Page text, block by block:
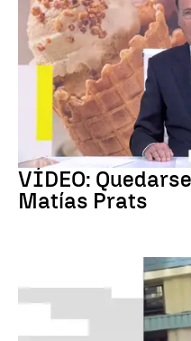
Chascarrillo Matías Prats
VÍDEO:
Matías Prats